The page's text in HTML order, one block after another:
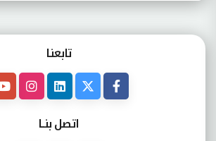
تابعنـا
اتصل بنــا